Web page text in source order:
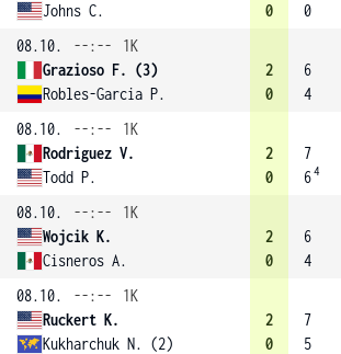
Johns C.
0
0
08.10.
--:--
1K
Grazioso F. (3)
Robles-Garcia P.
2
0
6
4
08.10.
--:--
1K
Rodriguez V.
Todd P.
2
0
7
64
08.10.
--:--
1K
Wojcik K.
Cisneros A.
2
0
6
4
08.10.
--:--
1K
Ruckert K.
Kukharchuk N. (2)
2
0
7
5